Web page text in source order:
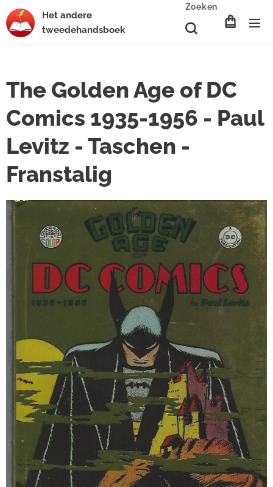
Het andere
tweedehandsboek
Zoeken
The Golden Age of DC
Comics 1935-1956 - Paul
Levitz - Taschen -
Franstalig